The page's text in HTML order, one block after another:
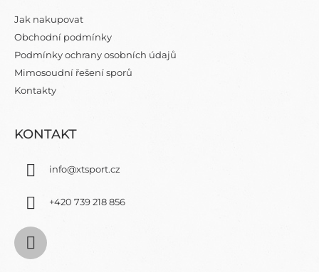
R
V
Jak nakupovat
Obchodní podmínky
Podmínky ochrany osobních údajů
Mimosoudní řešení sporů
Kontakty
KONTAKT
info@xtsport.cz
+420 739 218 856